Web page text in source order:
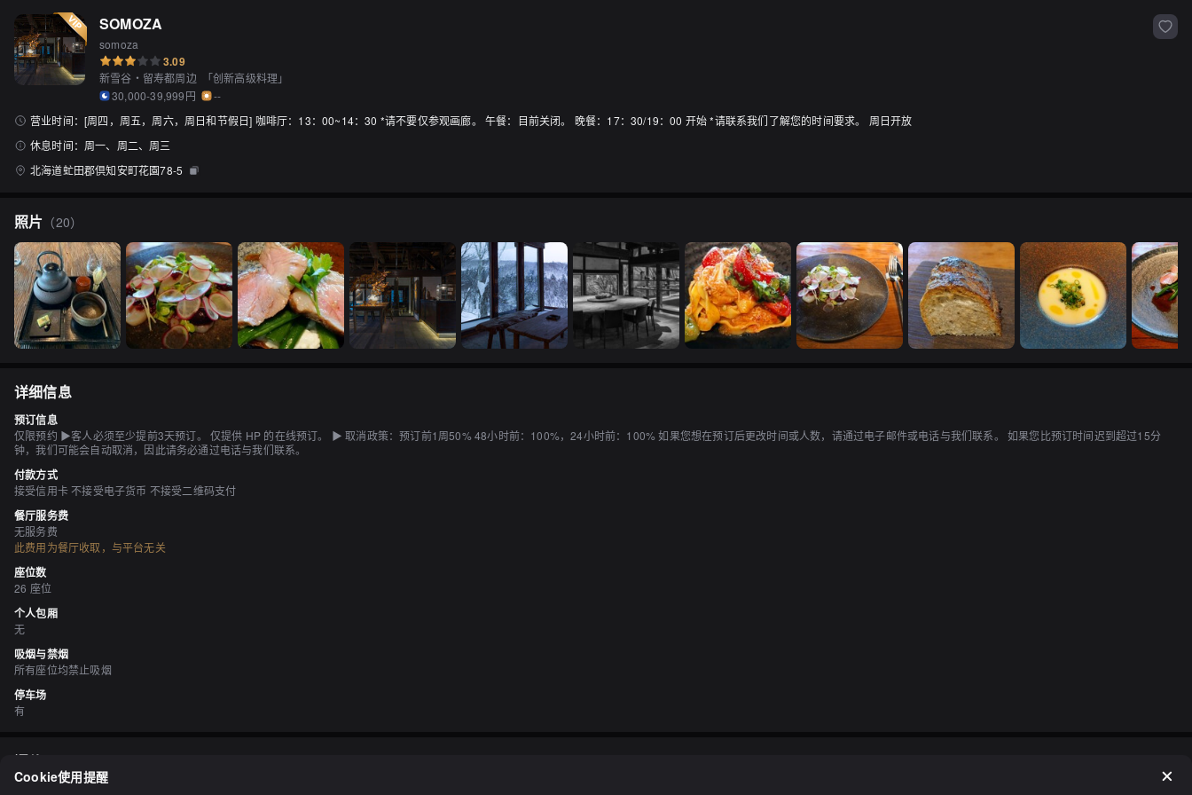
SOMOZA
somoza
3.09
新雪谷・留寿都周边 「创新高级料理 」
30,000-39,999円
--
营业时间： [周四，周五，周六，周日和节假日] 咖啡厅：13：00~14：30 *请不要仅参观画廊。 午餐：目前关闭。 晚餐：17：30/19：00 开始 *请联系我们了解您的时间要求。 周日开放
休息时间： 周一、周二、周三
北海道虻田郡倶知安町花園78-5
照片 （20）
详细信息
预订信息
仅限预约 ▶客人必须至少提前3天预订。 仅提供 HP 的在线预订。 ▶ 取消政策：预订前1周50% 48小时前：100%，24小时前：100% 如果您想在预订后更改时间或人数，请通过电子邮件或电话与我们联系。 如果您比预订时间迟到超过15分
钟，我们可能会自动取消，因此请务必通过电话与我们联系。
付款方式
接受信用卡 不接受电子货币 不接受二维码支付
餐厅服务费
无服务费
此费用为餐厅收取，与平台无关
座位数
26 座位
个人包厢
无
吸烟与禁烟
所有座位均禁止吸烟
停车场
有
评价
lymo
Cookie使用提醒